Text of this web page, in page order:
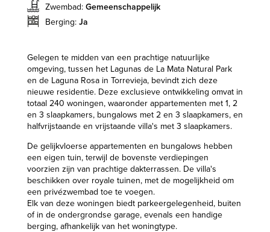
Zwembad: Gemeenschappelijk
Berging: Ja
Gelegen te midden van een prachtige natuurlijke
omgeving, tussen het Lagunas de La Mata Natural Park
en de Laguna Rosa in Torrevieja, bevindt zich deze
nieuwe residentie. Deze exclusieve ontwikkeling omvat in
totaal 240 woningen, waaronder appartementen met 1, 2
en 3 slaapkamers, bungalows met 2 en 3 slaapkamers, en
halfvrijstaande en vrijstaande villa's met 3 slaapkamers.
De gelijkvloerse appartementen en bungalows hebben
een eigen tuin, terwijl de bovenste verdiepingen
voorzien zijn van prachtige dakterrassen. De villa's
beschikken over royale tuinen, met de mogelijkheid om
een privézwembad toe te voegen.
Elk van deze woningen biedt parkeergelegenheid, buiten
of in de ondergrondse garage, evenals een handige
berging, afhankelijk van het woningtype.